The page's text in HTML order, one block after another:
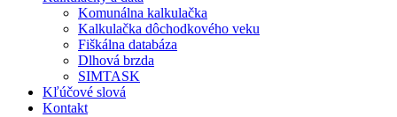
Komunálna kalkulačka
Kalkulačka dôchodkového veku
Fiškálna databáza
Dlhová brzda
SIMTASK
Kľúčové slová
Kontakt